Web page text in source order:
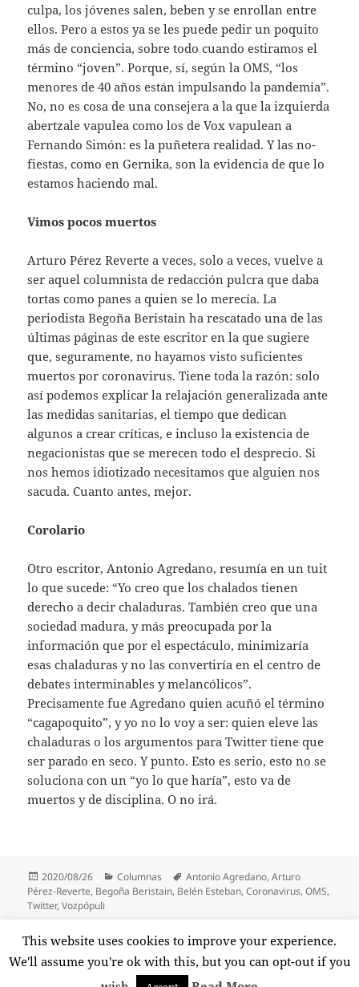
culpa, los jóvenes salen, beben y se enrollan entre
ellos. Pero a estos ya se les puede pedir un poquito
más de conciencia, sobre todo cuando estiramos el
término “joven”. Porque, sí, según la OMS, “los
menores de 40 años están impulsando la pandemia”.
No, no es cosa de una consejera a la que la izquierda
abertzale vapulea como los de Vox vapulean a
Fernando Simón: es la puñetera realidad. Y las no-
fiestas, como en Gernika, son la evidencia de que lo
estamos haciendo mal.
Vimos pocos muertos
Arturo Pérez Reverte a veces, solo a veces, vuelve a
ser aquel columnista de redacción pulcra que daba
tortas como panes a quien se lo merecía. La
periodista Begoña Beristain ha rescatado una de las
últimas páginas de este escritor en la que sugiere
que, seguramente, no hayamos visto suficientes
muertos por coronavirus. Tiene toda la razón: solo
así podemos explicar la relajación generalizada ante
las medidas sanitarias, el tiempo que dedican
algunos a crear críticas, e incluso la existencia de
negacionistas que se merecen todo el desprecio. Si
nos hemos idiotizado necesitamos que alguien nos
sacuda. Cuanto antes, mejor.
Corolario
Otro escritor, Antonio Agredano, resumía en un tuit
lo que sucede: “Yo creo que los chalados tienen
derecho a decir chaladuras. También creo que una
sociedad madura, y más preocupada por la
información que por el espectáculo, minimizaría
esas chaladuras y no las convertiría en el centro de
debates interminables y melancólicos”.
Precisamente fue Agredano quien acuñó el término
“cagapoquito”, y yo no lo voy a ser: quien eleve las
chaladuras o los argumentos para Twitter tiene que
ser parado en seco. Y punto. Esto es serio, esto no se
soluciona con un “yo lo que haría”, esto va de
muertos y de disciplina. O no irá.
Publicado
el
2020/08/26 Categorías
Columnas Etiquetas
Antonio Agredano,Arturo
Pérez-Reverte, Begoña Beristain, Belén Esteban,Coronavirus,OMS,
Twitter,Vozpópuli
Paginación
de
PÁGINA1
This website uses cookies to improve your experience.
We'll assume you're ok with this, but you can opt-out if you